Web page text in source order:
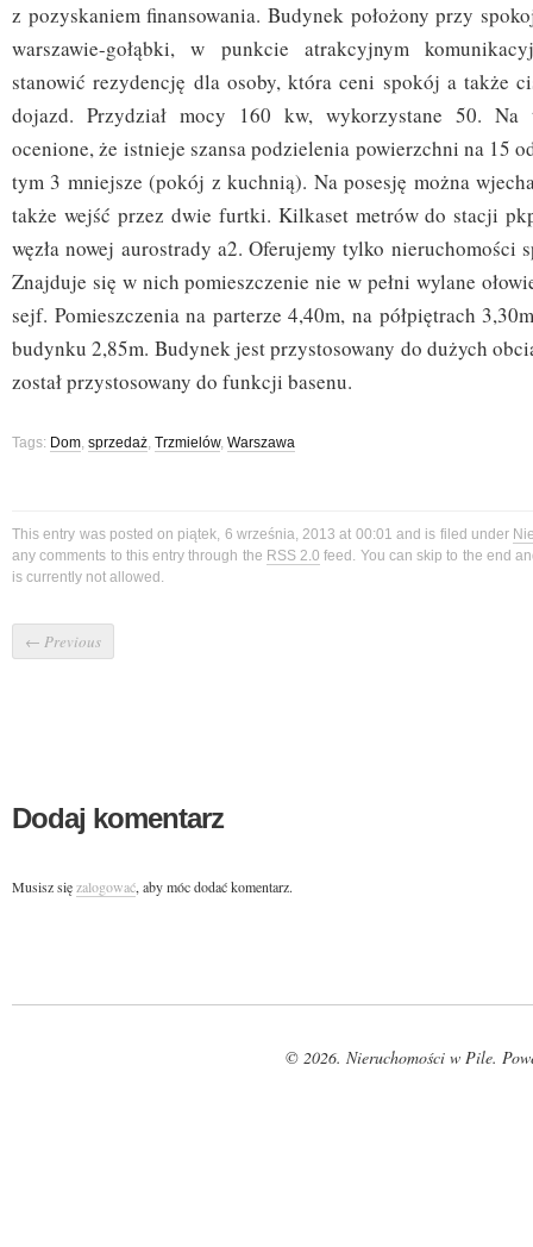
z pozyskaniem finansowania. Budynek położony przy
warszawie-gołąbki, w punkcie atrakcyjnym
stanowić rezydencję dla osoby, która ceni spokój a także
dojazd. Przydział mocy 160 kw, wykorzystane 50. Na
ocenione, że istnieje szansa podzielenia powierzchni na 15
tym 3 mniejsze (pokój z kuchnią). Na posesję można
także wejść przez dwie furtki. Kilkaset metrów do stacji
węzła nowej aurostrady a2. Oferujemy tylko nieruchomości
Znajduje się w nich pomieszczenie nie w pełni wylane
sejf. Pomieszczenia na parterze 4,40m, na półpiętrach
budynku 2,85m. Budynek jest przystosowany do dużych
został przystosowany do funkcji basenu.
Tags: Dom, sprzedaż, Trzmielów, Warszawa
This entry was posted on piątek, 6 września, 2013 at 00:01 and is filed under
any comments to this entry through the RSS 2.0 feed. You can skip to the end
is currently not allowed.
← Previous
Dodaj komentarz
Musisz sięzalogować, aby móc dodać komentarz.
© 2026. Nieruchomości w Pile.